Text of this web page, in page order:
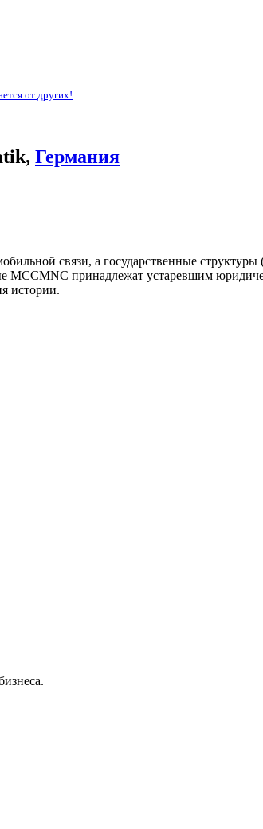
от других!
Германия
связи, а государственные
MCCMNC принадлежат устаревшим
истории.